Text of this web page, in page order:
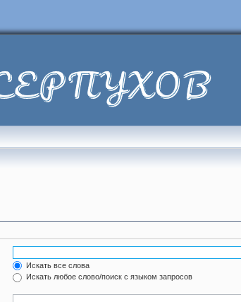
Искать все слова
Искать любое слово/поиск с языком запросов